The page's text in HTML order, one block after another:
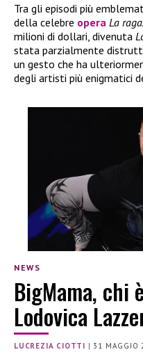
Tra gli episodi più
della celebre opera La
milioni di dollari, divenuta
stata parzialmente
un gesto che ha
degli artisti più enigmatici
NEWS
BigMama, chi
Lodovica
LUCREZIA CIOTTI |31 MAGGIO